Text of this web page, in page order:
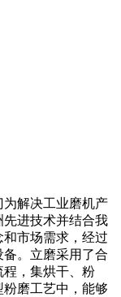
解决工业磨机产
进技术并结合我
市场需求，经过
。立磨采用了合
，集烘干、粉
磨工艺中，能够